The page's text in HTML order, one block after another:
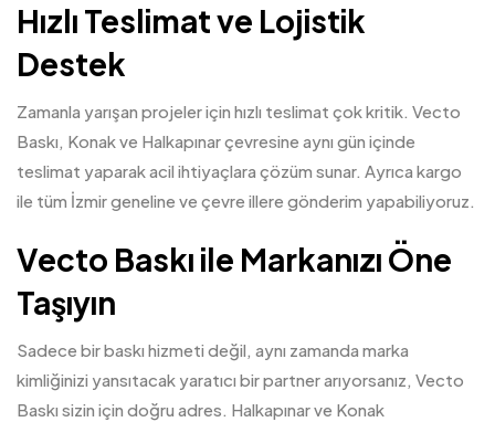
Hızlı Teslimat ve Lojistik
Destek
Zamanla yarışan projeler için hızlı teslimat çok kritik. Vecto
Baskı, Konak ve Halkapınar çevresine aynı gün içinde
teslimat yaparak acil ihtiyaçlara çözüm sunar. Ayrıca kargo
ile tüm İzmir geneline ve çevre illere gönderim yapabiliyoruz.
Vecto Baskı ile Markanızı Öne
Taşıyın
Sadece bir baskı hizmeti değil, aynı zamanda marka
kimliğinizi yansıtacak yaratıcı bir partner arıyorsanız, Vecto
Baskı sizin için doğru adres. Halkapınar ve Konak